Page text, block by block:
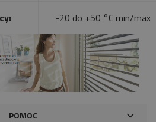
-20 do +50 °C min/max
POMOC